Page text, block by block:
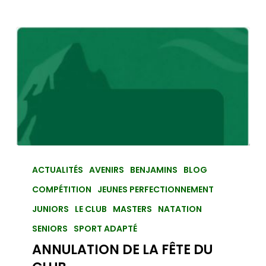
ACTUALITÉS AVENIRS BENJAMINS BLOG
COMPÉTITION JEUNES PERFECTIONNEMENT
JUNIORS LE CLUB MASTERS NATATION
SENIORS SPORT ADAPTÉ
ANNULATION DE LA FÊTE DU